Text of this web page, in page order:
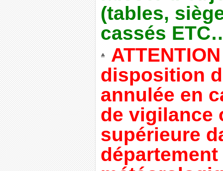
(tables,
cassés
disposition
annulée en
de vigilance
supérieure